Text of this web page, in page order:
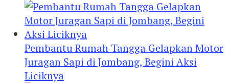
Pembantu Rumah Tangga Gelapkan Motor
Juragan Sapi di Jombang, Begini Aksi
Liciknya